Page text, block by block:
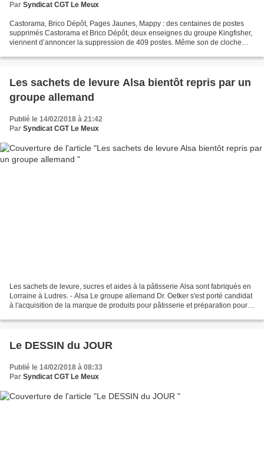
Par Syndicat CGT Le Meux
Castorama, Brico Dépôt, Pages Jaunes, Mappy : des centaines de postes
supprimés Castorama et Brico Dépôt, deux enseignes du groupe Kingfisher,
viennent d’annoncer la suppression de 409 postes. Même son de cloche
Les sachets de levure Alsa bientôt repris par un
groupe allemand
Publié le 14/02/2018 à 21:42
Par Syndicat CGT Le Meux
Les sachets de levure, sucres et aides à la pâtisserie Alsa sont fabriqués en
Lorraine à Ludres. - Alsa Le groupe allemand Dr. Oetker s'est porté candidat
à l'acquisition de la marque de produits pour pâtisserie et préparation pour
Le DESSIN du JOUR
Publié le 14/02/2018 à 08:33
Par Syndicat CGT Le Meux